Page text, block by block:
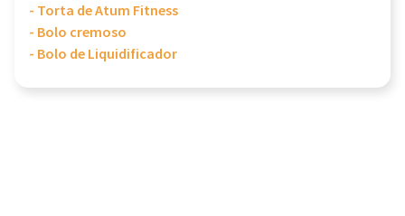
- Torta de Atum Fitness
- Bolo cremoso
- Bolo de Liquidificador